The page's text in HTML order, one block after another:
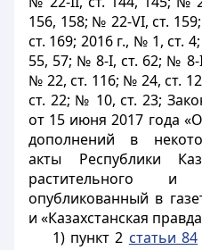
156, 158; № 22-VI, ст.
ст. 169; 2016 г., № 1, ст.
55, 57; № 8-I, ст. 62; № 8-
№ 22, ст. 116; № 24, ст.
ст. 22; № 10, ст. 23;
от 15 июня 2017 года
дополнений в
акты Республики
растительного и
опубликованный в
и «Казахстанская
1) пункт 2 статьи 84